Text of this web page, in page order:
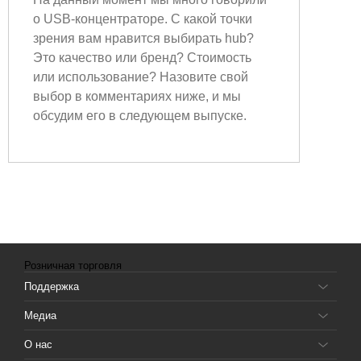
о USB-концентраторе. С какой точки
зрения вам нравится выбирать hub?
Это качество или бренд? Стоимость
или использование? Назовите свой
выбор в комментариях ниже, и мы
обсудим его в следующем выпуске.
Розничная торговля
Поддержка
Медиа
О нас